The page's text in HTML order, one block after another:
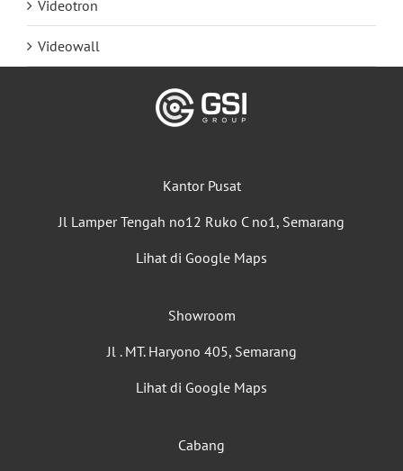
Videotron
Videowall
Kantor Pusat
Jl Lamper Tengah no12 Ruko C no1, Semarang
Lihat di Google Maps
Showroom
Jl . MT. Haryono 405, Semarang
Lihat di Google Maps
Cabang